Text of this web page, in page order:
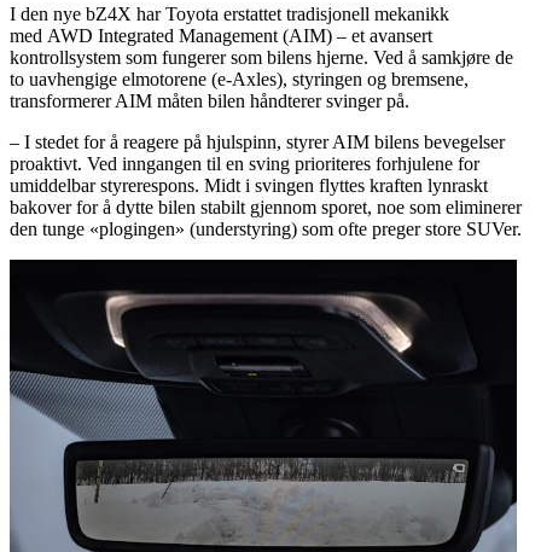
I den nye bZ4X har Toyota erstattet tradisjonell mekanikk
med AWD Integrated Management (AIM) – et avansert
kontrollsystem som fungerer som bilens hjerne. Ved å samkjøre de
to uavhengige elmotorene (e-Axles), styringen og bremsene,
transformerer AIM måten bilen håndterer svinger på.
– I stedet for å reagere på hjulspinn, styrer AIM bilens bevegelser
proaktivt. Ved inngangen til en sving prioriteres forhjulene for
umiddelbar styrerespons. Midt i svingen flyttes kraften lynraskt
bakover for å dytte bilen stabilt gjennom sporet, noe som eliminerer
den tunge «plogingen» (understyring) som ofte preger store SUVer.